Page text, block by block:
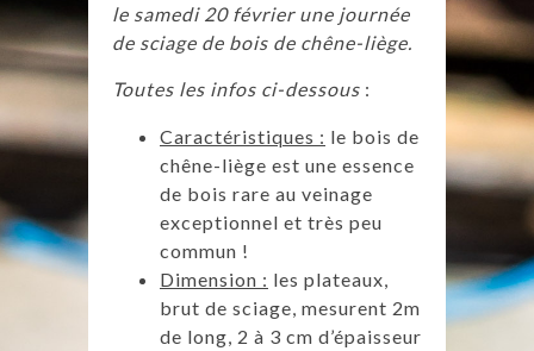
le samedi 20 février une journée
de sciage de bois de chêne-liège.
Toutes les infos ci-dessous :
Caractéristiques : le bois de
chêne-liège est une essence
de bois rare au veinage
exceptionnel et très peu
commun !
Dimension : les plateaux,
brut de sciage, mesurent 2m
de long, 2 à 3 cm d’épaisseur